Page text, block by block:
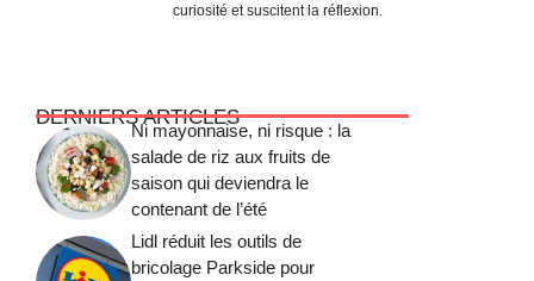
curiosité et suscitent la réflexion.
DERNIERS ARTICLES
Ni mayonnaise, ni risque : la
salade de riz aux fruits de
saison qui deviendra le
contenant de l’été
Lidl réduit les outils de
bricolage Parkside pour